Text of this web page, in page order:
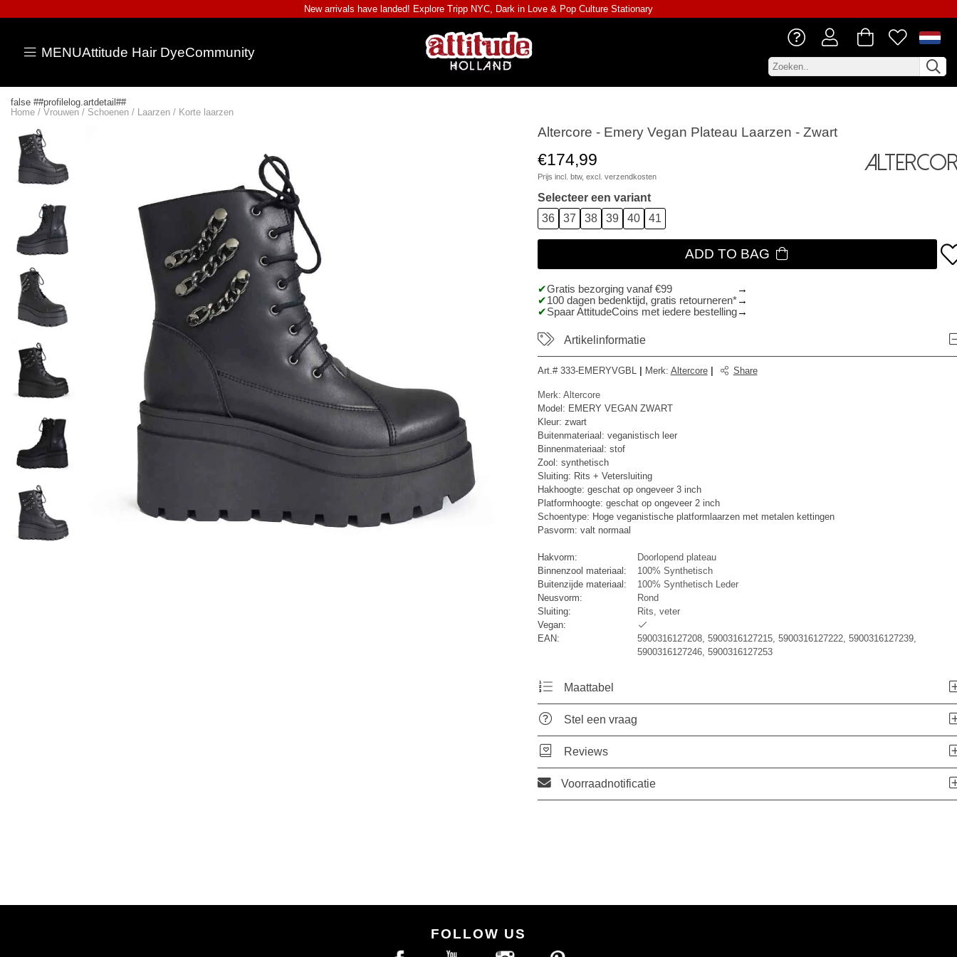
New arrivals have landed! Explore Tripp NYC, Dark in Love & Pop Culture Stationary
MENUAttitude Hair DyeCommunity
false ##profilelog.artdetail##
Home / Vrouwen / Schoenen / Laarzen / Korte laarzen
Altercore - Emery Vegan Plateau Laarzen - Zwart
€174,99
Prijs incl. btw, excl. verzendkosten
Selecteer een variant
36
37 38 39 40 41
ADD TO BAG
Gratis bezorging vanaf €99
100 dagen bedenktijd, gratis retourneren*
Spaar AttitudeCoins met iedere bestelling
Artikelinformatie
Art.# 333-EMERYVGBL Merk: Altercore Share
Merk: Altercore
Model: EMERY VEGAN ZWART
Kleur: zwart
Buitenmateriaal: veganistisch leer
Binnenmateriaal: stof
Zool: synthetisch
Sluiting: Rits + Vetersluiting
Hakhoogte: geschat op ongeveer 3 inch
Platformhoogte: geschat op ongeveer 2 inch
Schoentype: Hoge veganistische platformlaarzen met metalen kettingen
Pasvorm: valt normaal
Hakvorm:
Doorlopend plateau
Binnenzool materiaal:
100% Synthetisch
Buitenzijde materiaal:
100% Synthetisch Leder
Neusvorm:
Rond
Sluiting:
Rits, veter
Vegan:
EAN:
5900316127208, 5900316127215, 5900316127222, 5900316127239,
5900316127246, 5900316127253
Maattabel
Stel een vraag
Reviews
Voorraadnotificatie
FOLLOW US